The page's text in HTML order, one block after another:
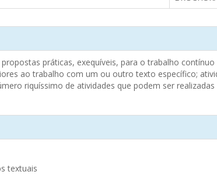
práticas, exequíveis, para o trabalho
ao trabalho com um ou outro texto específico;
riquíssimo de atividades que podem ser
textuais